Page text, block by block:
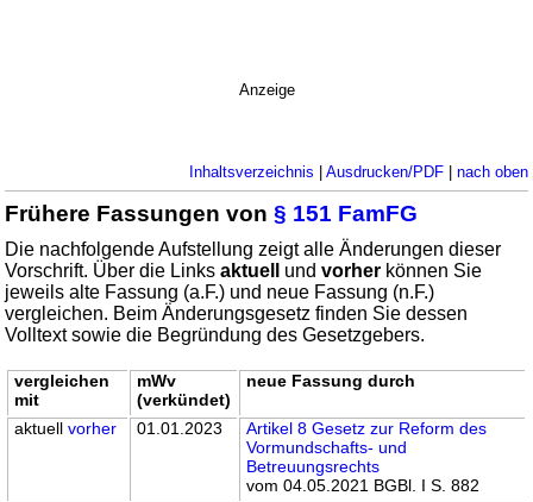
Anzeige
Inhaltsverzeichnis | Ausdrucken/PDF| nach oben
Frühere Fassungen von§ 151 FamFG
Die nachfolgende Aufstellung zeigt alle Änderungen dieser
Vorschrift. Über die Linksaktuell undvorher können Sie
jeweils alte Fassung (a.F.) und neue Fassung (n.F.)
vergleichen. Beim Änderungsgesetz finden Sie dessen
Volltext sowie die Begründung des Gesetzgebers.
vergleichen
mit
mWv
(verkündet)
neue Fassung durch
aktuellvorher 01.01.2023
Artikel 8 Gesetz zur Reform des
Vormundschafts- und
Betreuungsrechts
vom 04.05.2021 BGBl. I S. 882